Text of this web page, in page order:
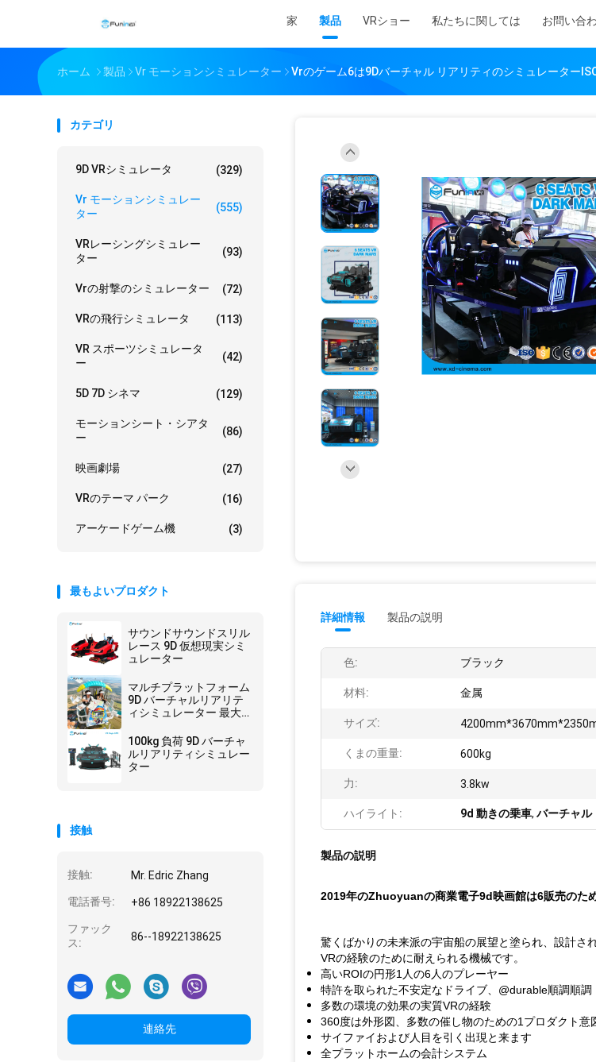
家 製品 VRショー 私たちに関しては お問い合
ホーム 製品 Vr モーションシミュレーター Vrのゲーム6は9Dバーチャル リアリティのシミュレーター
カテゴリ
9D VRシミュレータ (329)
Vr モーションシミュレー
ター
(555)
VRレーシングシミュレー
ター
(93)
Vrの射撃のシミュレーター (72)
VRの飛行シミュレータ (113)
VR スポーツシミュレータ
ー
(42)
5D 7D シネマ (129)
モーションシート・シアタ
ー
(86)
映画劇場 (27)
VRのテーマ パーク (16)
アーケードゲーム機 (3)
最もよいプロダクト
サウンドサウンドスリル
レース 9D 仮想現実シミ
ュレーター
マルチプラットフォーム
9D バーチャルリアリテ
ィシミュレーター 最大
100kg 負荷 9D バーチャ
ルリアリティシミュレー
ター
接触
接触: Mr. Edric Zhang
電話番号: +86 18922138625
ファック
ス:
86--18922138625
連絡先
詳細情報 製品の説明
色: ブラック
材料: 金属
サイズ:
くまの重量: 600kg
力: 3.8kw
ハイライト: 9d 動きの乗車, バーチャル
製品の説明
2019年のZhuoyuanの商業電子9d映画館は6販売のた
驚くばかりの未来派の宇宙船の展望と塗られ、設計
VRの経験のために耐えられる機械です。
高いROIの円形1人の6人のプレーヤー
特許を取られた不安定なドライブ、@durable順調順調
多数の環境の効果の実質VRの経験
360度は外形図、多数の催し物のための1プロダクト意
サイファイおよび人目を引く出現と来ます
全プラットホームの会計システム